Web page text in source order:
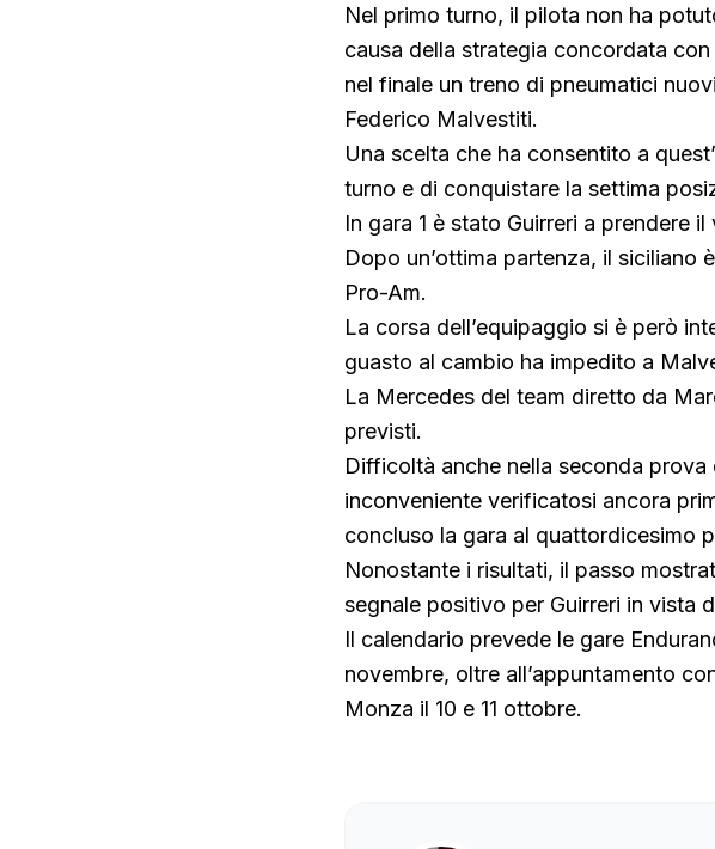
Nel primo turno, il pilota non ha
causa della strategia concordata
nel finale un treno di pneumatici
Federico Malvestiti.
Una scelta che ha consentito a
turno e di conquistare la settima
In gara 1 è stato Guirreri a prendere il
Dopo un’ottima partenza, il
Pro-Am.
La corsa dell’equipaggio si è però
guasto al cambio ha impedito a
La Mercedes del team diretto da
previsti.
Difficoltà anche nella seconda
inconveniente verificatosi ancora
concluso la gara al quattordicesimo
Nonostante i risultati, il passo
segnale positivo per Guirreri in vista
Il calendario prevede le gare
novembre, oltre all’appuntamento
Monza il 10 e 11 ottobre.